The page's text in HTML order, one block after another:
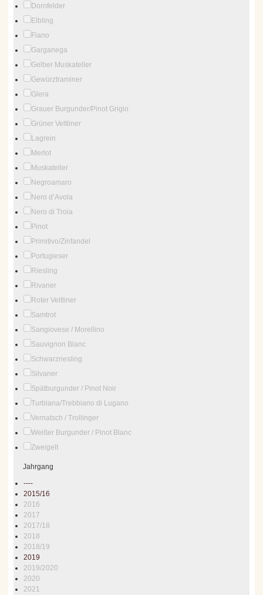
Dornfelder
Elbling
Fiano
Garganega
Gelber Muskateller
Gewürztraminer
Glera
Grauer Burgunder/Pinot Grigio
Grüner Veltliner
Lagrein
Merlot
Muskateller
Negroamaro
Nero d’Avola
Nero di Troia
Pinot
Primitivo/Zinfandel
Portugieser
Riesling
Rivaner
Roter Veltliner
Samtrot
Sangiovese / Morellino
Sauvignon Blanc
Schwarzriesling
Silvaner
Spätburgunder / Pinot Noir
Turbiana/Trebbiano di Lugano
Vernatsch / Trollinger
Weißer Burgunder / Pinot Blanc
Zweigelt
Jahrgang
----
2015/16
2016
2017
2017/18
2018
2018/19
2019
2019/2020
2020
2021